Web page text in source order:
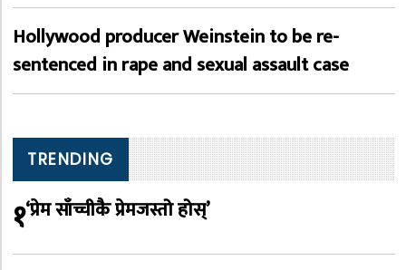
Hollywood producer Weinstein to be re-
sentenced in rape and sexual assault case
TRENDING
१‘प्रेम साँच्चीकै प्रेमजस्तो होस्’